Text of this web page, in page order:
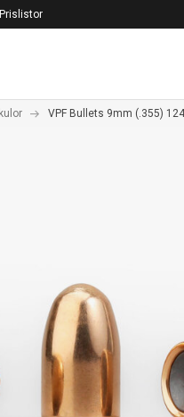
Prislistor
VPF Bullets 9mm (.355)